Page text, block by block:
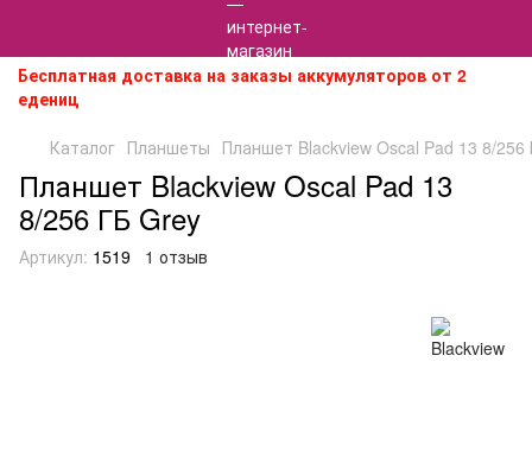
Бесплатная доставка на заказы аккумуляторов от 2
едениц
Каталог Планшеты Планшет Blackview Oscal Pad 13 8/256
Планшет Blackview Oscal Pad 13
8/256 ГБ Grey
Артикул: 1519 1 отзыв